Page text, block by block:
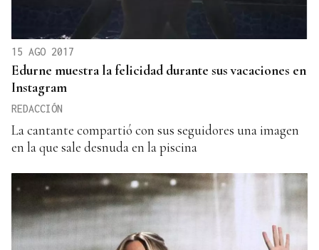
15 AGO 2017
Edurne muestra la felicidad durante sus vacaciones en
Instagram
REDACCIÓN
La cantante compartió con sus seguidores una imagen
en la que sale desnuda en la piscina